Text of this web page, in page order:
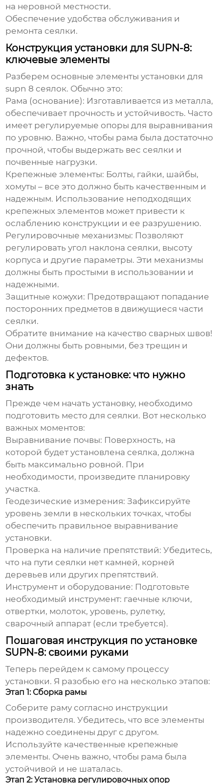
на неровной местности.
Обеспечение удобства обслуживания и
ремонта сеялки.
Конструкция установки для SUPN-8:
ключевые элементы
Разберем основные элементыустановки для
supn 8 сеялок. Обычно это:
Рама (основание): Изготавливается из металла,
обеспечивает прочность и устойчивость. Часто
имеет регулируемые опоры для выравнивания
по уровню. Важно, чтобы рама была достаточно
прочной, чтобы выдержать вес сеялки и
почвенные нагрузки.
Крепежные элементы: Болты, гайки, шайбы,
хомуты – все это должно быть качественным и
надежным. Использование неподходящих
крепежных элементов может привести к
ослаблению конструкции и ее разрушению.
Регулировочные механизмы: Позволяют
регулировать угол наклона сеялки, высоту
корпуса и другие параметры. Эти механизмы
должны быть простыми в использовании и
надежными.
Защитные кожухи: Предотвращают попадание
посторонних предметов в движущиеся части
сеялки.
Обратите внимание на качество сварных швов!
Они должны быть ровными, без трещин и
дефектов.
Подготовка к установке: что нужно
знать
Прежде чем начать установку, необходимо
подготовить место для сеялки. Вот несколько
важных моментов:
Выравнивание почвы: Поверхность, на
которой будет установлена сеялка, должна
быть максимально ровной. При
необходимости, произведите планировку
участка.
Геодезические измерения: Зафиксируйте
уровень земли в нескольких точках, чтобы
обеспечить правильное выравнивание
установки.
Проверка на наличие препятствий: Убедитесь,
что на пути сеялки нет камней, корней
деревьев или других препятствий.
Инструмент и оборудование: Подготовьте
необходимый инструмент: гаечные ключи,
отвертки, молоток, уровень, рулетку,
сварочный аппарат (если требуется).
Пошаговая инструкция по установке
SUPN-8: своими руками
Теперь перейдем к самому процессу
установки. Я разобью его на несколько этапов:
Этап 1: Сборка рамы
Соберите раму согласно инструкции
производителя. Убедитесь, что все элементы
надежно соединены друг с другом.
Используйте качественные крепежные
элементы. Очень важно, чтобы рама была
устойчивой и не шаталась.
Этап 2: Установка регулировочных опор